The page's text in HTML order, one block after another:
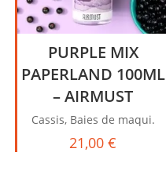
PURPLE MIX
PAPERLAND 100ML
– AIRMUST
Cassis, Baies de maqui.
21,00€